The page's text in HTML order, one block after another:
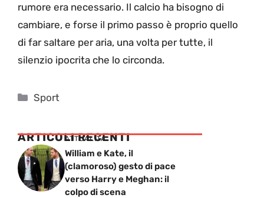
rumore era necessario. Il calcio ha bisogno di
cambiare, e forse il primo passo è proprio quello
di far saltare per aria, una volta per tutte, il
silenzio ipocrita che lo circonda.
Categorie
Sport
ARTICOLI RECENTI
ATTUALITÁ
William e Kate, il
(clamoroso) gesto di pace
verso Harry e Meghan: il
colpo di scena